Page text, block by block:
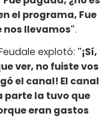
el programa, Fue
llevamos".
explotó: "¡Sí,
ver, no fuiste vos
el canal! El canal
parte la tuvo que
eran gastos